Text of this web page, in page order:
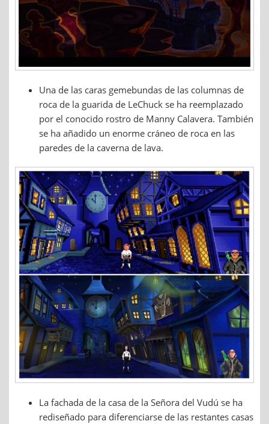
Una de las caras gemebundas de las columnas de
roca de la guarida de LeChuck se ha reemplazado
por el conocido rostro de Manny Calavera. También
se ha añadido un enorme cráneo de roca en las
paredes de la caverna de lava.
La fachada de la casa de la Señora del Vudú se ha
rediseñado para diferenciarse de las restantes casas